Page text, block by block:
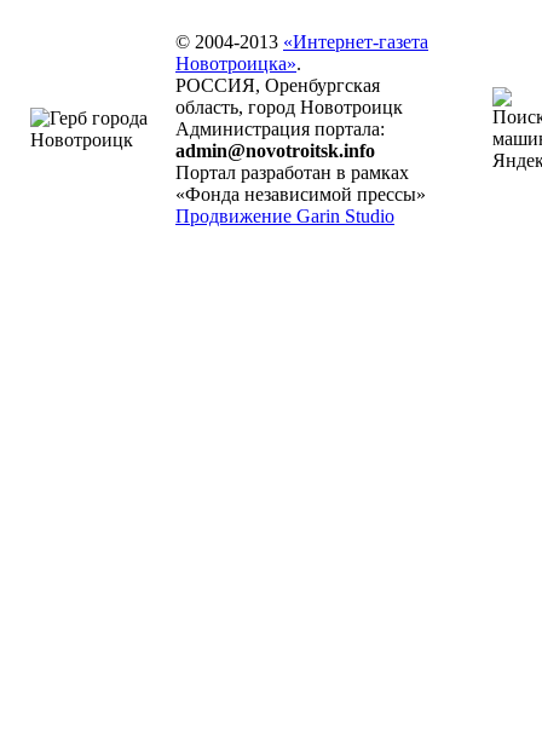
© 2004-2013 «Интернет-газета
Новотроицка».
РОССИЯ, Оренбургская
область, город Новотроицк
Администрация портала:
admin@novotroitsk.info
Портал разработан в рамках
«Фонда независимой прессы»
Продвижение Garin Studio